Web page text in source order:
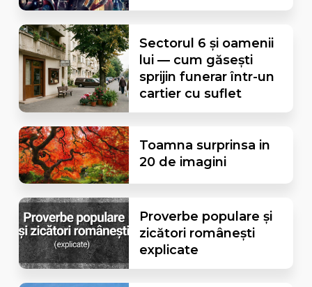
Sectorul 6 și oamenii
lui — cum găsești
sprijin funerar într-un
cartier cu suflet
Toamna surprinsa in
20 de imagini
Proverbe populare și
zicători românești
explicate